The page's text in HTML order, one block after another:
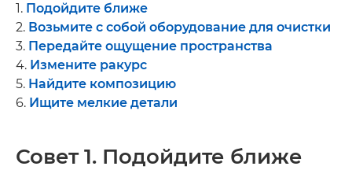
1. Подойдите ближе
2. Возьмите с собой оборудование для очистки
3. Передайте ощущение пространства
4. Измените ракурс
5. Найдите композицию
6. Ищите мелкие детали
Совет 1. Подойдите ближе